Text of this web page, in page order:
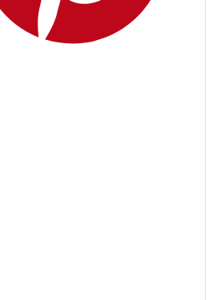
Rixo
Rodarte